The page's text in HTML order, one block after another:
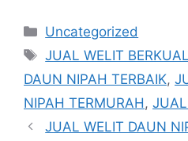
Kategori
Uncategorized
Tag
JUAL WELIT
DAUN NIPAH TERBAIK,
NIPAH TERMURAH ,
JUAL WELIT DAUN